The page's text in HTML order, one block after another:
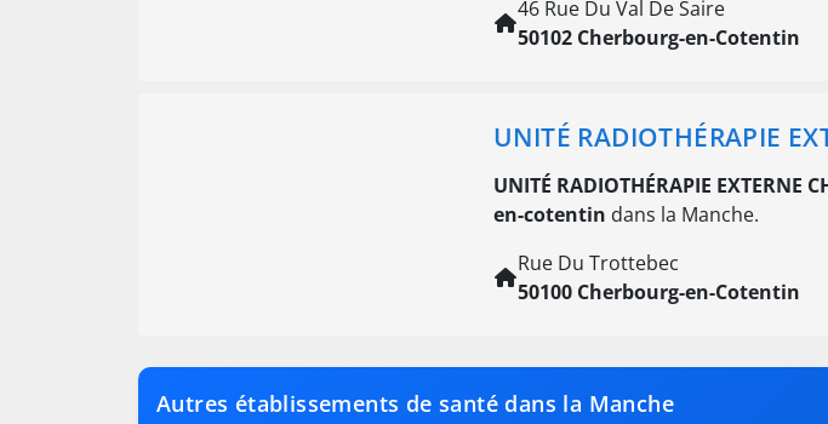
46 Rue Du Val De Saire
50102 Cherbourg-en-Cotentin
UNITÉ RADIOTHÉRAPIE
UNITÉ RADIOTHÉRAPIE EXTERNE
en-cotentin dans la Manche.
Rue Du Trottebec
50100 Cherbourg-en-Cotentin
Autres établissements de santé dans la Manche